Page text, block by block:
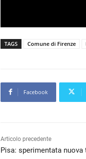
TAGS Comune di Firenze
Facebook
Articolo precedente
Pisa: sperimentata